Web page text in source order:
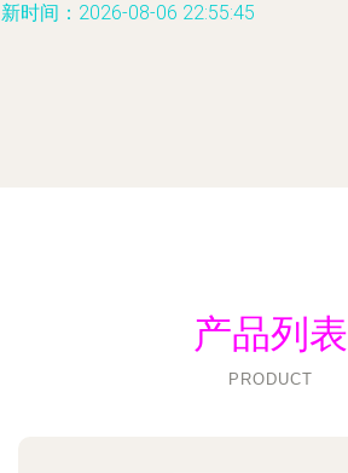
时间：2026-08-06 22:55:45
产品列表
PRODUCT